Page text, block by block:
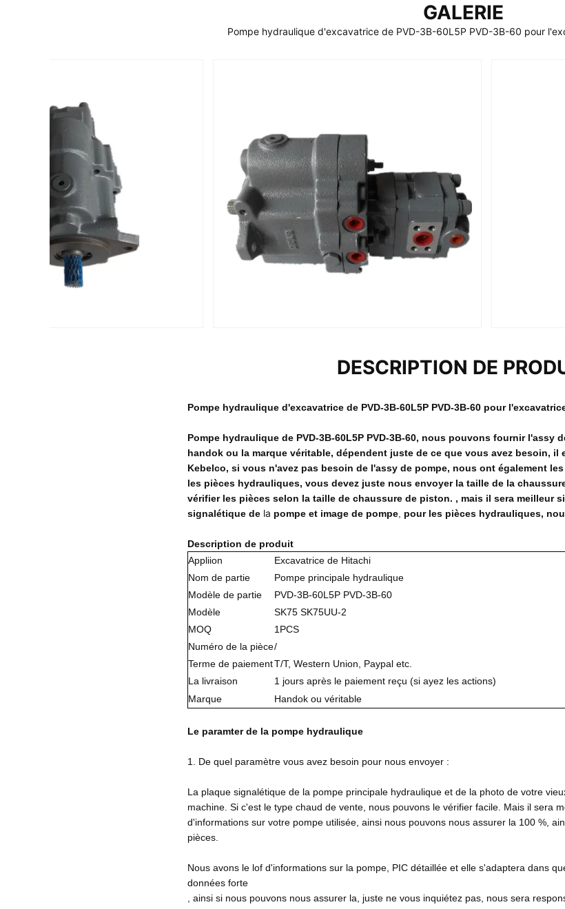
GALERIE
Pompe hydraulique d'excavatrice de PVD-3B-60L5P PVD-3B-60 pour
DESCRIPTION DE
Pompe hydraulique d'excavatrice de PVD-3B-60L5P PVD-3B-60 pour
Pompe hydraulique de PVD-3B-60L5P PVD-3B-60, nous pouvons fournir l'assy
handok ou la marque véritable, dépendent juste de ce que vous avez besoin, il
Kebelco, si vous n'avez pas besoin de l'assy de pompe, nous ont également
les pièces hydrauliques, vous devez juste nous envoyer la taille de la
vérifier les pièces selon la taille de chaussure de piston. , mais il sera meilleur
signalétique de la pompe et image de pompe, pour les pièces hydrauliques,
Description de produit
Appliion
Excavatrice de Hitachi
Nom de partie
Pompe principale hydraulique
Modèle de partie
PVD-3B-60L5P PVD-3B-60
Modèle
SK75 SK75UU-2
MOQ
1PCS
Numéro de la pièce/
Terme de paiementT/T, Western Union, Paypal etc.
La livraison
1 jours après le paiement reçu (si ayez les actions)
Marque
Handok ou véritable
Le paramter de la pompe hydraulique
1. De quel paramètre vous avez besoin pour nous envoyer :
La plaque signalétique de la pompe principale hydraulique et de la photo de votre
machine. Si c'est le type chaud de vente, nous pouvons le vérifier facile. Mais il sera
d'informations sur votre pompe utilisée, ainsi nous pouvons nous assurer la 100 %,
pièces.
Nous avons le lof d'informations sur la pompe, PIC détaillée et elle s'adaptera dans
données forte
, ainsi si nous pouvons nous assurer la, juste ne vous inquiétez pas, nous sera